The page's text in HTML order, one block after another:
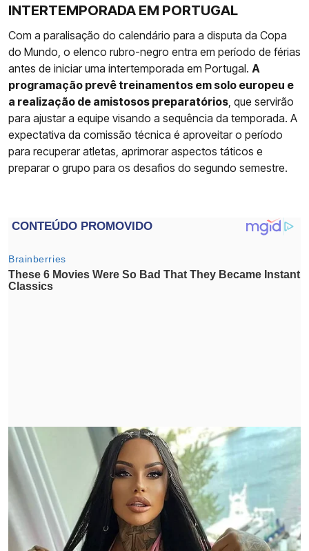
INTERTEMPORADA EM PORTUGAL
Com a paralisação do calendário para a disputa da Copa
do Mundo, o elenco rubro-negro entra em período de férias
antes de iniciar uma intertemporada em Portugal. A
programação prevê treinamentos em solo europeu e
a realização de amistosos preparatórios , que servirão
para ajustar a equipe visando a sequência da temporada. A
expectativa da comissão técnica é aproveitar o período
para recuperar atletas, aprimorar aspectos táticos e
preparar o grupo para os desafios do segundo semestre.